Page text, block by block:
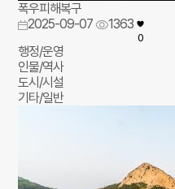
폭우피해복구
2025-09-07
1363
0
행정/운영
인물/역사
도시/시설
기타/일반